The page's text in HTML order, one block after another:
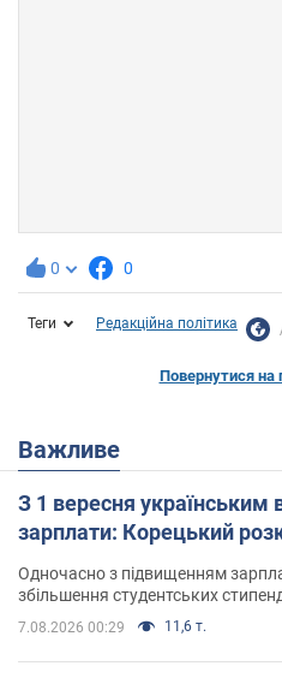
0 0
Теги Редакційна політика
Повернутися на
Важливе
З 1 вересня українським
зарплати: Корецький
Одночасно з підвищенням
збільшення студентських
7.08.2026 00:29 11,6 т.